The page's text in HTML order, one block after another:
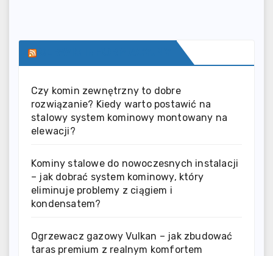
Czy komin zewnętrzny to dobre
rozwiązanie? Kiedy warto postawić na
stalowy system kominowy montowany na
elewacji?
Kominy stalowe do nowoczesnych instalacji
– jak dobrać system kominowy, który
eliminuje problemy z ciągiem i
kondensatem?
Ogrzewacz gazowy Vulkan – jak zbudować
taras premium z realnym komfortem